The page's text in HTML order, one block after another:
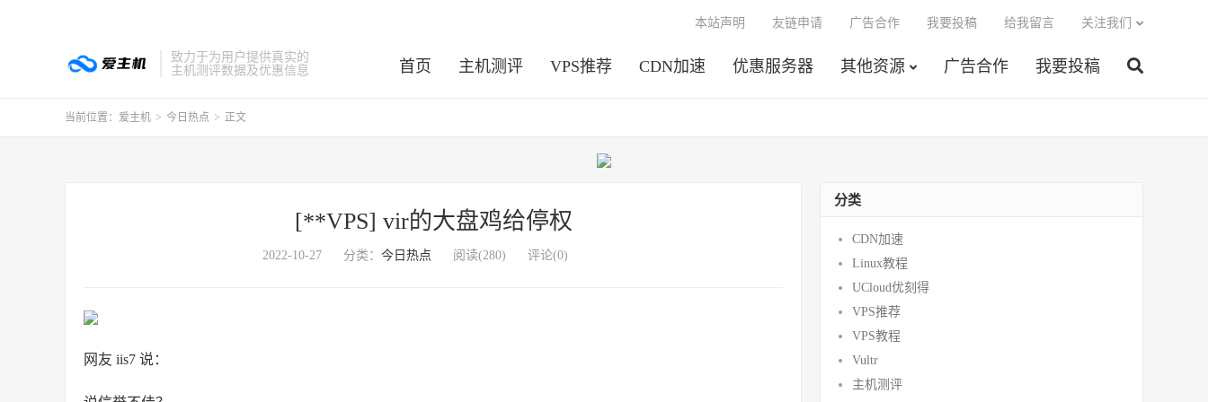
致力于为用户提供真实的
主机测评数据及优惠信息
首页 主机测评 VPS推荐 CDN加速 优惠服务器 其他资源 广告合作 我要投稿
本站声明 友链申请 广告合作 我要投稿 给我留言 关注我们
当前位置： 爱主机 > 今日热点 > 正文
[**VPS] vir的大盘鸡给停权
2022-10-27 分类： 今日热点 阅读(280) 评论(0)
网友 iis7 说：
分类
CDN加速
Linux教程
UCloud优刻得
VPS推荐
VPS教程
Vultr
主机测评